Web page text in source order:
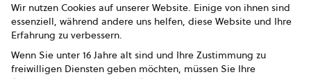
Presse
Impressum
Wir nutzen Cookies auf unserer Website. Einige von ihnen sind
essenziell, während andere uns helfen, diese Website und Ihre
Erfahrung zu verbessern.
Wenn Sie unter 16 Jahre alt sind und Ihre Zustimmung zu
freiwilligen Diensten geben möchten, müssen Sie Ihre